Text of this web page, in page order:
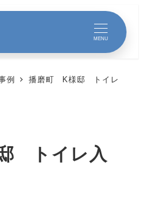
MENU
例
播磨町 K様邸 トイレ
トイレ入